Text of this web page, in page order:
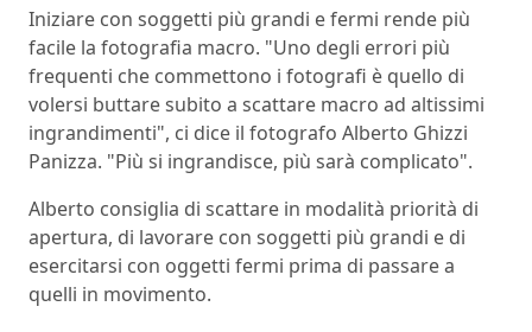
Iniziare con soggetti più grandi e fermi rende più
facile la fotografia macro. "Uno degli errori più
frequenti che commettono i fotografi è quello di
volersi buttare subito a scattare macro ad altissimi
ingrandimenti", ci dice il fotografo Alberto Ghizzi
Panizza. "Più si ingrandisce, più sarà complicato".
Alberto consiglia di scattare in modalità priorità di
apertura, di lavorare con soggetti più grandi e di
esercitarsi con oggetti fermi prima di passare a
quelli in movimento.